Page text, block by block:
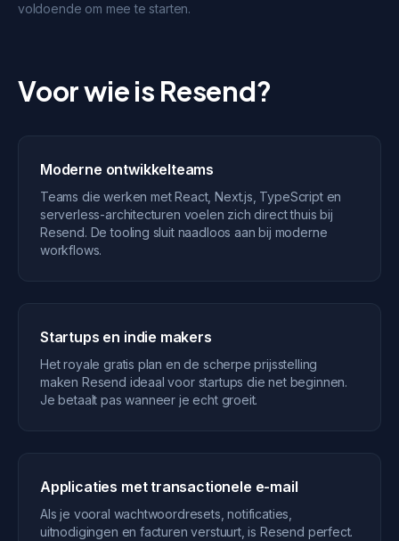
voldoende om mee te starten.
Voor wie is Resend?
Moderne ontwikkelteams
Teams die werken met React, Next.js, TypeScript en
serverless-architecturen voelen zich direct thuis bij
Resend. De tooling sluit naadloos aan bij moderne
workflows.
Startups en indie makers
Het royale gratis plan en de scherpe prijsstelling
maken Resend ideaal voor startups die net beginnen.
Je betaalt pas wanneer je echt groeit.
Applicaties met transactionele e-mail
Als je vooral wachtwoordresets, notificaties,
uitnodigingen en facturen verstuurt, is Resend perfect.